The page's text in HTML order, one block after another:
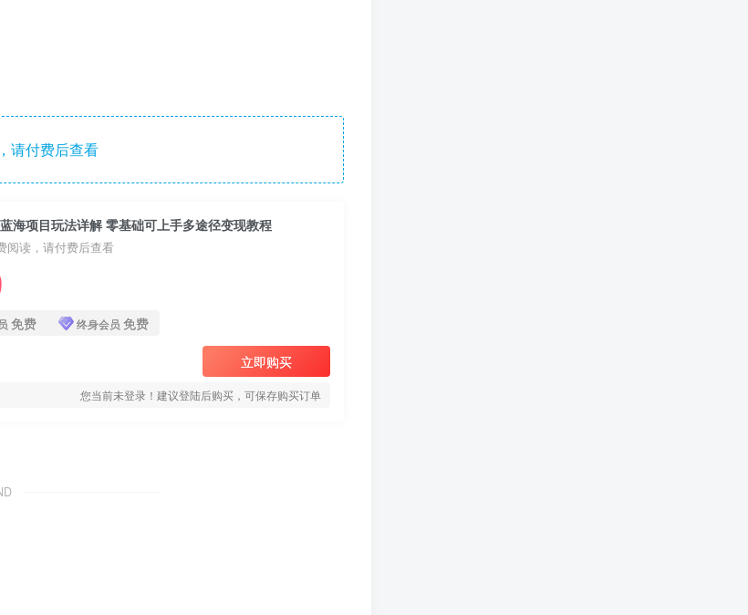
请付费后查看
海项目玩法详解 零基础可上手多途径变现教程
阅读，请付费后查看
免费 终身会员 免费
立即购买
您当前未登录！建议登陆后购买，可保存购买订单